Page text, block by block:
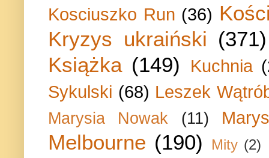
Kosciuszko Run (36)
Kryzys ukraiński (371)
Książka (149) Kuchnia
Sykulski (68) Leszek
Marysia Nowak (11)
Melbourne (190) Mity (2)